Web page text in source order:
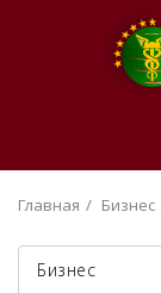
Главная Бизнес
Бизнес